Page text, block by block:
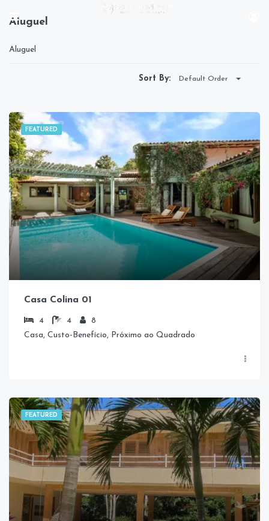
Aluguel
Aluguel
Sort By: Default Order
FEATURED
Casa Colina 01
4 4
8
Casa, Custo-Benefício, Próximo ao Quadrado
FEATURED